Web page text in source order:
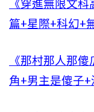
《穿進無限文
篇+星際+科幻+
《那村那人那
角+男主是傻子+